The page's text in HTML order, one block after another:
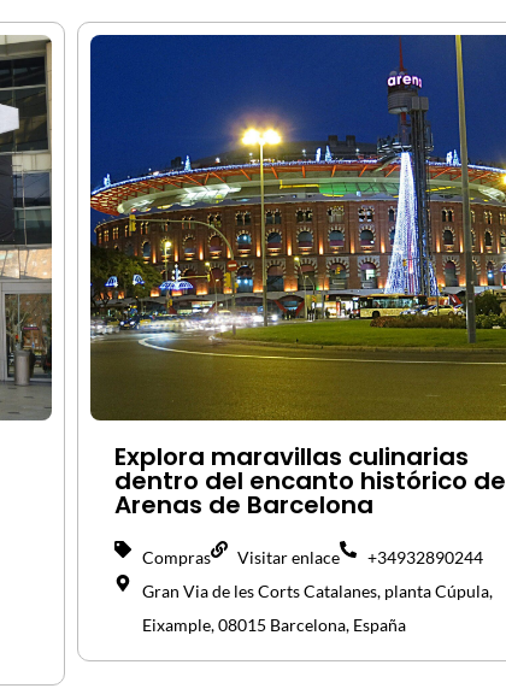
Explora maravillas culinarias
dentro del encanto histórico de
Arenas de Barcelona
Compras Visitar enlace
+34932890244
Gran Via de les Corts Catalanes, planta Cúpula,
Eixample, 08015 Barcelona, España